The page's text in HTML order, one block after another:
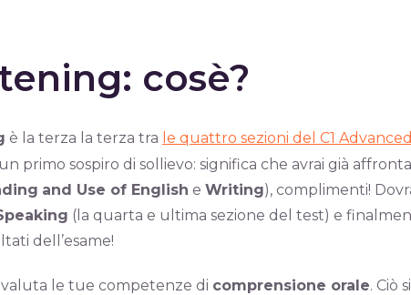
cosè?
è la terza la terza tra le quattro sezioni del C1 Advanced
primo sospiro di sollievo: significa che avrai già
and Use of English e Writing), complimenti!
(la quarta e ultima sezione del test) e
dell’esame!
valuta le tue competenze di comprensione orale. Ciò